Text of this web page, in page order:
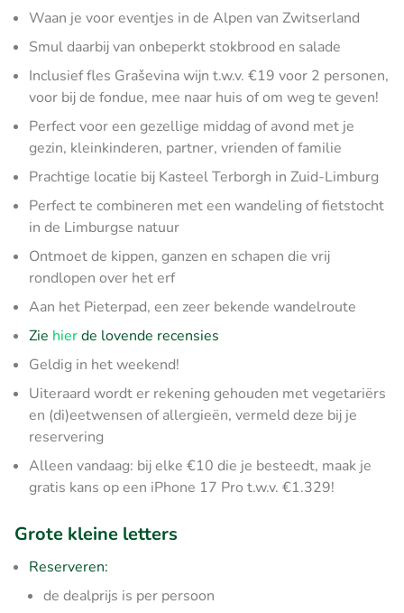
Waan je voor eventjes in de Alpen van Zwitserland
Smul daarbij van onbeperkt stokbrood en salade
Inclusief fles Graševina wijn t.w.v. €19 voor 2 personen,
voor bij de fondue, mee naar huis of om weg te geven!
Perfect voor een gezellige middag of avond met je
gezin, kleinkinderen, partner, vrienden of familie
Prachtige locatie bij Kasteel Terborgh in Zuid-Limburg
Perfect te combineren met een wandeling of fietstocht
in de Limburgse natuur
Ontmoet de kippen, ganzen en schapen die vrij
rondlopen over het erf
Aan het Pieterpad, een zeer bekende wandelroute
Zie hierde lovende recensies
Geldig in het weekend!
Uiteraard wordt er rekening gehouden met vegetariërs
en (di)eetwensen of allergieën, vermeld deze bij je
reservering
Alleen vandaag: bij elke €10 die je besteedt, maak je
gratis kans op een iPhone 17 Pro t.w.v. €1.329!
Grote kleine letters
Reserveren:
de dealprijs is per persoon